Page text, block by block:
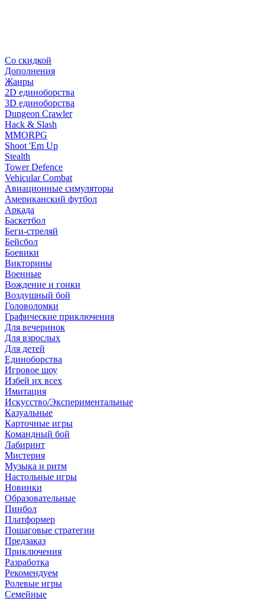
Со скидкой
Дополнения
Жанры
2D единоборства
3D единоборства
Dungeon Crawler
Hack & Slash
MMORPG
Shoot 'Em Up
Stealth
Tower Defence
Vehicular Combat
Авиационные симуляторы
Американский футбол
Аркада
Баскетбол
Беги-стреляй
Бейсбол
Боевики
Викторины
Военные
Вождение и гонки
Воздушный бой
Головоломки
Графические приключения
Для вечеринок
Для взрослых
Для детей
Единоборства
Игровое шоу
Избей их всех
Имитация
Искусство/Экспериментальные
Казуальные
Карточные игры
Командный бой
Лабиринт
Мистерия
Музыка и ритм
Настольные игры
Новинки
Образовательные
Пинбол
Платформер
Пошаговые стратегии
Предзаказ
Приключения
Разработка
Рекомендуем
Ролевые игры
Семейные